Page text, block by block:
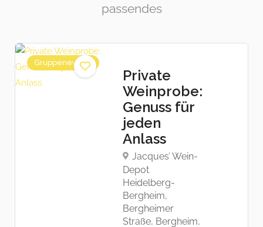
passendes
Gruppenevents
Private
Weinprobe:
Genuss für
jeden
Anlass
Jacques’ Wein-
Depot
Heidelberg-
Bergheim,
Bergheimer
Straße, Bergheim,